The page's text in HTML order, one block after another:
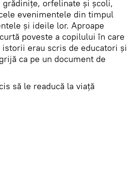
orfelinate și școli,
evenimentele din timpul
și ideile lor. Aproape
poveste a copilului în care
erau scris de educatori și
ca pe un document de
să le readucă la viață